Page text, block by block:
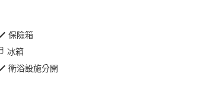
保險箱
冰箱
衛浴設施分開